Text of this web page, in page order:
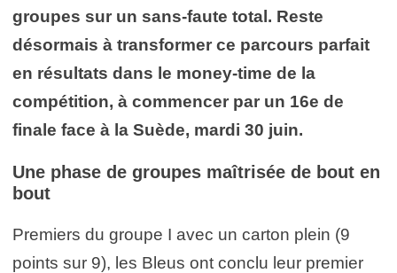
groupes sur un sans-faute total. Reste
désormais à transformer ce parcours parfait
en résultats dans le money-time de la
compétition, à commencer par un 16e de
finale face à la Suède, mardi 30 juin.
Une phase de groupes maîtrisée de bout en
bout
Premiers du groupe I avec un carton plein (9
points sur 9), les Bleus ont conclu leur premier